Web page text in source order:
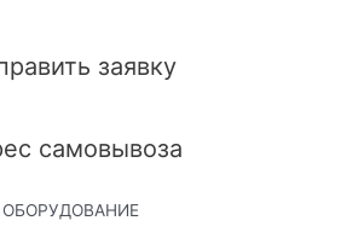
заявку
самовывоза